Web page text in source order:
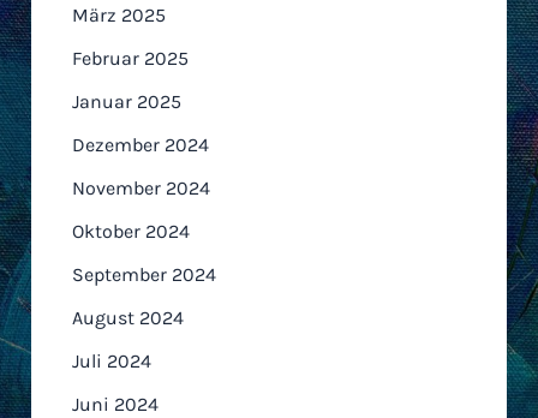
März 2025
Februar 2025
Januar 2025
Dezember 2024
November 2024
Oktober 2024
September 2024
August 2024
Juli 2024
Juni 2024